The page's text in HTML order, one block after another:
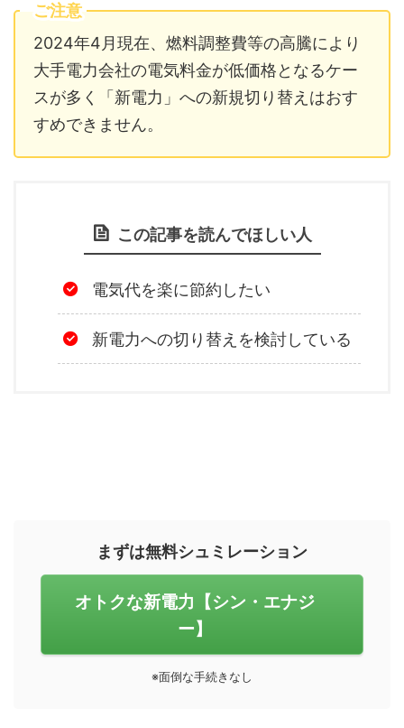
ご注意
2024年4月現在、燃料調整費等の高騰により
大手電力会社の電気料金が低価格となるケー
スが多く「新電力」への新規切り替えはおす
すめできません。
この記事を読んでほしい人
電気代を楽に節約したい
新電力への切り替えを検討している
まずは無料シュミレーション
オトクな新電力【シン・エナジ
ー】
※面倒な手続きなし